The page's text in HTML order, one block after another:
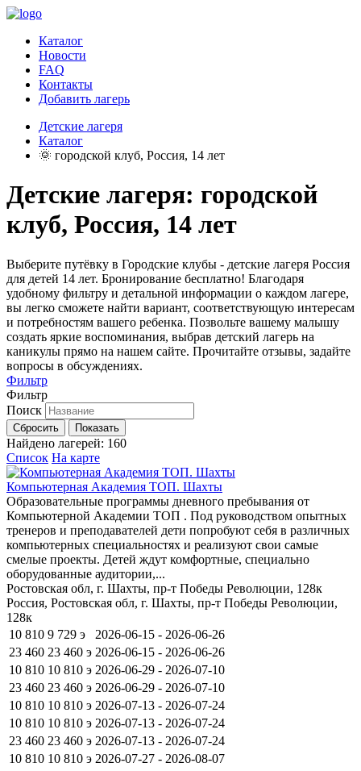
Каталог
Новости
FAQ
Контакты
Добавить лагерь
Детские лагеря
Каталог
🌞 городской клуб, Россия, 14 лет
Детские лагеря: городской
клуб, Россия, 14 лет
Выберите путёвку в Городские клубы - детские лагеря Россия
для детей 14 лет. Бронирование бесплатно! Благодаря
удобному фильтру и детальной информации о каждом лагере,
вы легко сможете найти вариант, соответствующую интересам
и потребностям вашего ребенка. Позвольте вашему малышу
создать яркие воспоминания, выбрав детский лагерь на
каникулы прямо на нашем сайте. Прочитайте отзывы, задайте
вопросы в обсуждениях.
Фильтр
Фильтр
Поиск
Сбросить Показать
Найдено лагерей: 160
Список На карте
Компьютерная Академия ТОП. Шахты
Образовательные программы дневного пребывания от
Компьютерной Академии ТОП . Под руководством опытных
тренеров и преподавателей дети попробуют себя в различных
компьютерных специальностях и реализуют свои самые
смелые проекты. Детей ждут комфортные, специально
оборудованные аудитории,...
Ростовская обл, г. Шахты, пр-т Победы Революции, 128к
Россия, Ростовская обл, г. Шахты, пр-т Победы Революции,
128к
10 810 9 729 э
2026-06-15 - 2026-06-26
23 460 23 460 э 2026-06-15 - 2026-06-26
10 810 10 810 э 2026-06-29 - 2026-07-10
23 460 23 460 э 2026-06-29 - 2026-07-10
10 810 10 810 э 2026-07-13 - 2026-07-24
10 810 10 810 э 2026-07-13 - 2026-07-24
23 460 23 460 э 2026-07-13 - 2026-07-24
10 810 10 810 э 2026-07-27 - 2026-08-07